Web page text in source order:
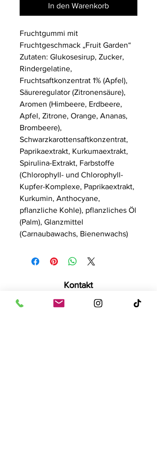
In den Warenkorb
Fruchtgummi mit
Fruchtgeschmack „Fruit Garden“
Zutaten: Glukosesirup, Zucker,
Rindergelatine,
Fruchtsaftkonzentrat 1% (Apfel),
Säureregulator (Zitronensäure),
Aromen (Himbeere, Erdbeere,
Apfel, Zitrone, Orange, Ananas,
Brombeere),
Schwarzkarottensaftkonzentrat,
Paprikaextrakt, Kurkumaextrakt,
Spirulina-Extrakt, Farbstoffe
(Chlorophyll- und Chlorophyll-
Kupfer-Komplexe, Paprikaextrakt,
Kurkumin, Anthocyane,
pflanzliche Kohle), pflanzliches Öl
(Palm), Glanzmittel
(Carnaubawachs, Bienenwachs)
Kontakt
Rostockerstr. 4